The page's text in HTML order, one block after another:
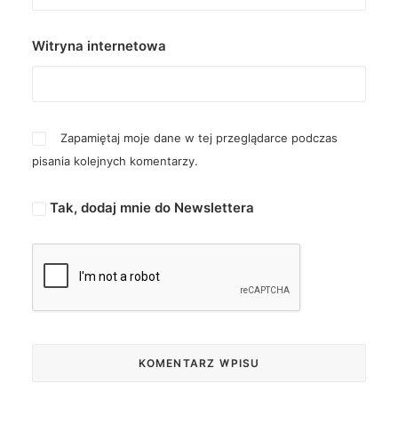
Witryna internetowa
Zapamiętaj moje dane w tej przeglądarce podczas
pisania kolejnych komentarzy.
Tak, dodaj mnie do Newslettera